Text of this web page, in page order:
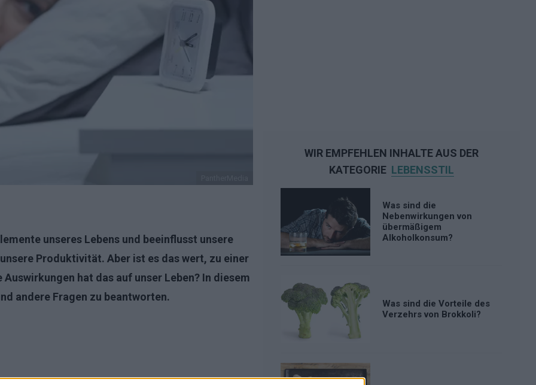
unseres Lebens und beeinflusst unsere
Produktivität. Aber ist es das wert, zu einer
hat das auf unser Leben? In diesem
andere Fragen zu beantworten.
WIR EMPFEHLEN INHALTE AUS DER
KATEGORIE LEBENSSTIL
Was sind die
Nebenwirkungen von
übermäßigem
Alkoholkonsum?
Was sind die Vorteile des
Verzehrs von Brokkoli?